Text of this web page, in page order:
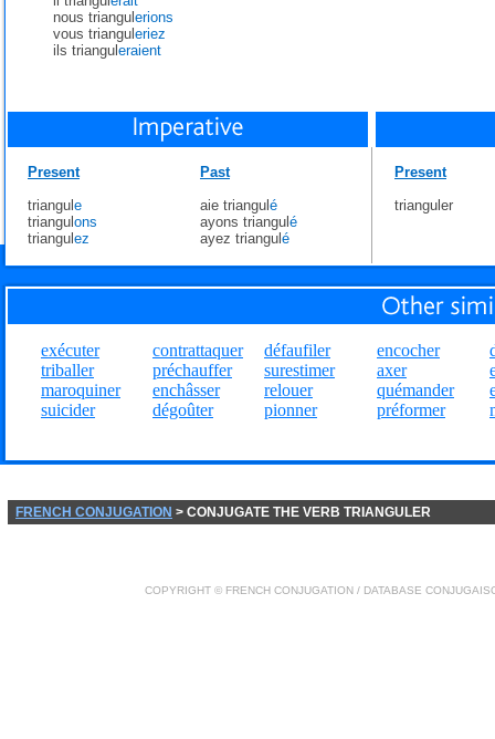
nous triangul erions
vous triangul eriez
ils triangul eraient
Present
triangul e
triangul ons
triangul ez
Past
aie triangul é
ayons triangul é
ayez triangul é
Present
trianguler
exécuter
triballer
maroquiner
suicider
contrattaquer
préchauffer
enchâsser
dégoûter
défaufiler
surestimer
relouer
pionner
encocher
axer
quémander
préformer
FRENCH CONJUGATION > CONJUGATE THE VERB TRIANGULER
COPYRIGHT © FRENCH CONJUGATION / DATABASE